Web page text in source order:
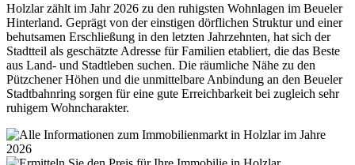
Holzlar zählt im Jahr 2026 zu den ruhigsten Wohnlagen im Beueler
Hinterland. Geprägt von der einstigen dörflichen Struktur und einer
behutsamen Erschließung in den letzten Jahrzehnten, hat sich der
Stadtteil als geschätzte Adresse für Familien etabliert, die das Beste
aus Land- und Stadtleben suchen. Die räumliche Nähe zu den
Pützchener Höhen und die unmittelbare Anbindung an den Beueler
Stadtbahnring sorgen für eine gute Erreichbarkeit bei zugleich sehr
ruhigem Wohncharakter.